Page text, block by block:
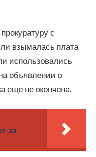
с
взымалась плата
использовались
объявлении о
еще не окончена.
за